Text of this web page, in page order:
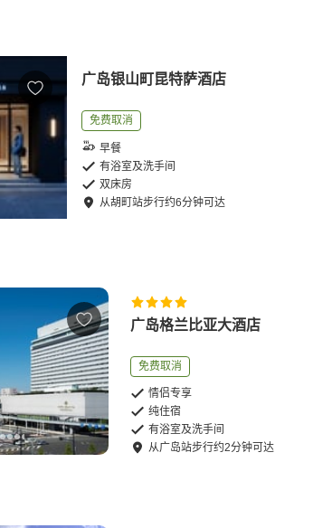
广岛银山町昆特萨酒店
免费取消
早餐
有浴室及洗手间
双床房
从胡町站步行约6分钟可达
广岛格兰比亚大酒店
免费取消
情侣专享
纯住宿
有浴室及洗手间
从广岛站步行约2分钟可达